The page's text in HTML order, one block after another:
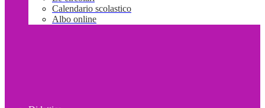
Calendario scolastico
Albo online